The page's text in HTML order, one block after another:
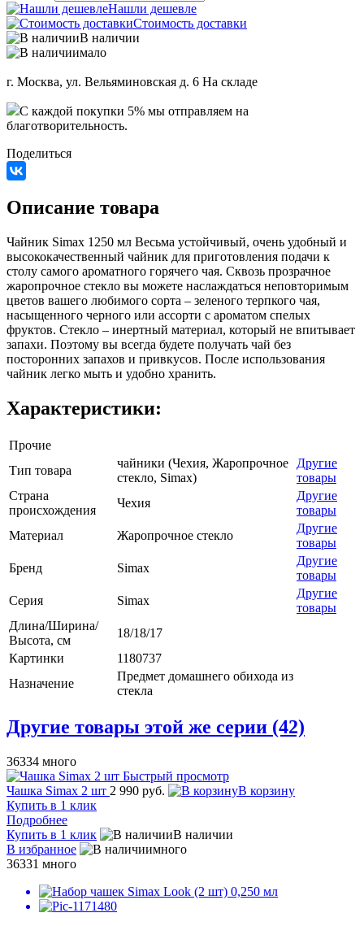
Нашли дешевле
Стоимость доставки
В наличии
мало
г. Москва, ул. Вельяминовская д. 6 На складе
C каждой покупки 5% мы отправляем на
благотворительность.
Поделиться
Описание товара
Чайник Simax 1250 мл Весьма устойчивый, очень удобный и
высококачественный чайник для приготовления подачи к
столу самого ароматного горячего чая. Сквозь прозрачное
жаропрочное стекло вы можете наслаждаться неповторимым
цветов вашего любимого сорта – зеленого терпкого чая,
насыщенного черного или ассорти с ароматом спелых
фруктов. Стекло – инертный материал, который не впитывает
запахи. Поэтому вы всегда будете получать чай без
посторонних запахов и привкусов. После использования
чайник легко мыть и удобно хранить.
Характеристики:
Прочие
Тип товара
чайники (Чехия, Жаропрочное
стекло, Simax)
Другие
товары
Страна
происхождения
Чехия
Другие
товары
Материал
Жаропрочное стекло
Другие
товары
Бренд
Simax
Другие
товары
Серия
Simax
Другие
товары
Длина/Ширина/
Высота, см
18/18/17
Картинки
1180737
Назначение
Предмет домашнего обихода из
стекла
Другие товары этой же серии (42)
36334 много
Быстрый просмотр
Чашка Simax 2 шт 2 990 руб.
В корзину
Купить в 1 клик
Подробнее
Купить в 1 клик
В наличии
В избранное
много
36331 много